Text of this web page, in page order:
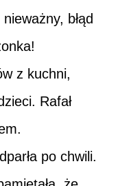
błąd
z kuchni,
Rafał
po chwili.